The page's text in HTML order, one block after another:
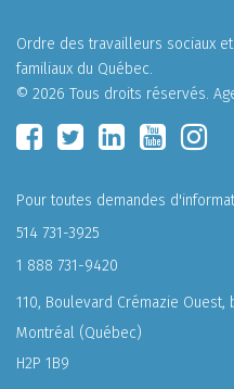
Ordre des travailleurs sociaux
familiaux du Québec.
© 2026 Tous droits réservés.
Pour toutes demandes
514 731-3925
1 888 731-9420
110, Boulevard Crémazie Ouest,
Montréal (Québec)
H2P 1B9